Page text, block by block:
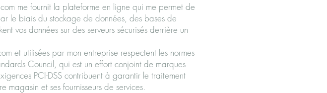
me fournit la plateforme en ligne qui me permet de
le biais du stockage de données, des bases de
vos données sur des serveurs sécurisés derrière un
et utilisées par mon entreprise respectent les normes
Council, qui est un effort conjoint de marques
PCI-DSS contribuent à garantir le traitement
magasin et ses fournisseurs de services.